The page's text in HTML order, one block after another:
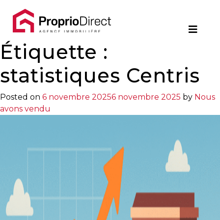
Contact
450.229.2992
PROPRIÉTÉS
VOS
Équipe
Partenaires
Étiquette :
statistiques Centris
Posted on 6 novembre 20256 novembre 2025 by Nous
avons vendu